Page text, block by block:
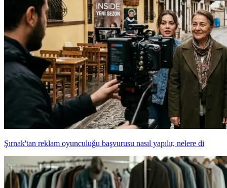
Şırnak'tan reklam oyunculuğu başvurusu nasıl yapılır, nelere di